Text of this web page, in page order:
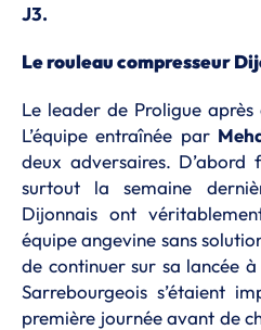
J3.
Le rouleau compresseur
Le leader de Proligue après
L’équipe entraînée par
deux adversaires. D’abord
surtout la semaine
Dijonnais ont
équipe angevine sans
de continuer sur sa lancée à
Sarrebourgeois s’étaient
première journée avant de